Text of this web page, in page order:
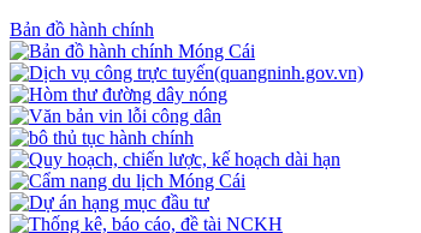
Bản đồ hành chính